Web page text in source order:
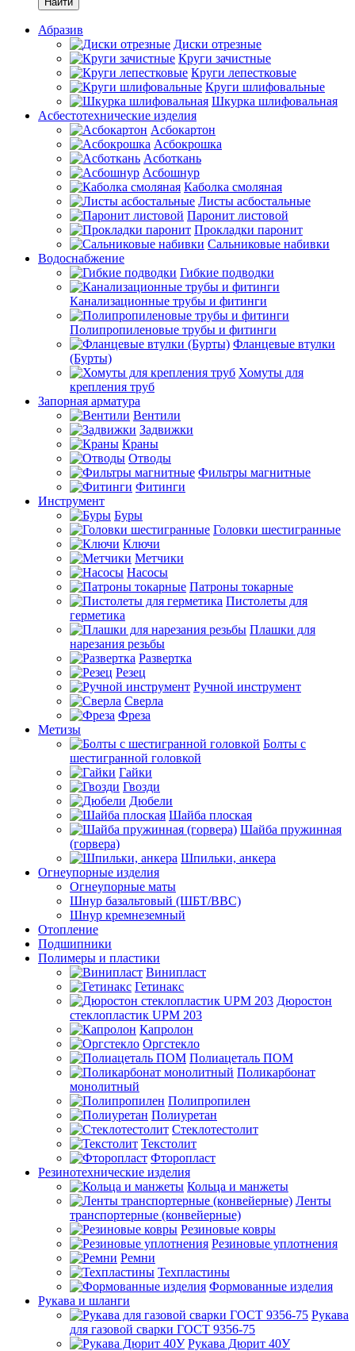
Абразив
Диски отрезные
Круги зачистные
Круги лепестковые
Круги шлифовальные
Шкурка шлифовальная
Асбестотехнические изделия
Асбокартон
Асбокрошка
Асботкань
Асбошнур
Каболка смоляная
Листы асбостальные
Паронит листовой
Прокладки паронит
Сальниковые набивки
Водоснабжение
Гибкие подводки
Канализационные трубы и фитинги
Полипропиленовые трубы и фитинги
Фланцевые втулки
(Бурты)
Хомуты для
крепления труб
Запорная арматура
Вентили
Задвижки
Краны
Отводы
Фильтры магнитные
Фитинги
Инструмент
Буры
Головки шестигранные
Ключи
Метчики
Насосы
Патроны токарные
Пистолеты для
герметика
Плашки для
нарезания резьбы
Развертка
Резец
Ручной инструмент
Сверла
Фреза
Метизы
Болты с
шестигранной головкой
Гайки
Гвозди
Дюбели
Шайба плоская
Шайба пружинная
(горвера)
Шпильки, анкера
Огнеупорные изделия
Огнеупорные маты
Шнур базальтовый (ШБТ/ВВС)
Шнур кремнеземный
Отопление
Подшипники
Полимеры и пластики
Винипласт
Гетинакс
Дюростон
стеклопластик UPM 203
Капролон
Оргстекло
Полиацеталь ПОМ
Поликарбонат
монолитный
Полипропилен
Полиуретан
Стеклотестолит
Текстолит
Фторопласт
Резинотехнические изделия
Кольца и манжеты
Ленты
транспортерные (конвейерные)
Резиновые ковры
Резиновые уплотнения
Ремни
Техпластины
Формованные изделия
Рукава и шланги
Рукава
для газовой сварки ГОСТ 9356-75
Рукава Дюрит 40У